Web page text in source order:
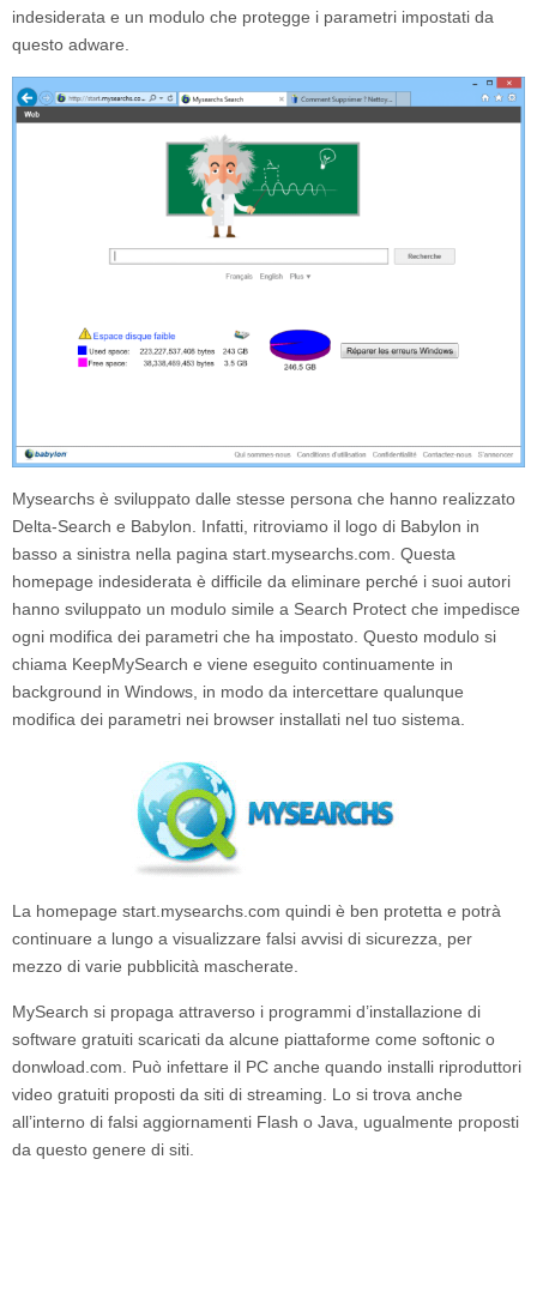
indesiderata e un modulo che protegge i parametri impostati da
questo adware.
Mysearchs è sviluppato dalle stesse persona che hanno realizzato
Delta-Search e Babylon. Infatti, ritroviamo il logo di Babylon in
basso a sinistra nella pagina start.mysearchs.com . Questa
homepage indesiderata è difficile da eliminare perché i suoi autori
hanno sviluppato un modulo simile a Search Protect che impedisce
ogni modifica dei parametri che ha impostato. Questo modulo si
chiama KeepMySearch e viene eseguito continuamente in
background in Windows, in modo da intercettare qualunque
modifica dei parametri nei browser installati nel tuo sistema.
La homepage start.mysearchs.com quindi è ben protetta e potrà
continuare a lungo a visualizzare falsi avvisi di sicurezza, per
mezzo di varie pubblicità mascherate.
MySearch si propaga attraverso i programmi d’installazione di
software gratuiti scaricati da alcune piattaforme come softonic o
donwload.com. Può infettare il PC anche quando installi riproduttori
video gratuiti proposti da siti di streaming. Lo si trova anche
all’interno di falsi aggiornamenti Flash o Java, ugualmente proposti
da questo genere di siti.